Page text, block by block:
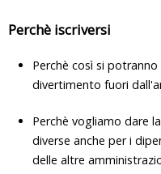
Perchè iscriversi
Perchè così si
divertimento fuori
Perchè vogliamo dare
diverse anche per i
delle altre